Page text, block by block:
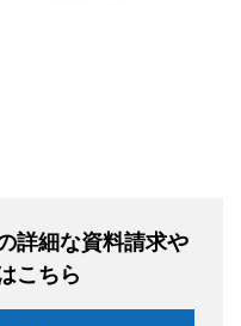
詳細な資料請求や
こちら